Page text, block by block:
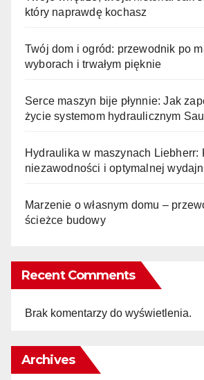
który naprawdę kochasz
Twój dom i ogród: przewodnik po
wyborach i trwałym pięknie
Serce maszyn bije płynnie: Jak
życie systemom hydraulicznym
Hydraulika w maszynach Liebherr:
niezawodności i optymalnej
Marzenie o własnym domu –
ścieżce budowy
Recent Comments
Brak komentarzy do wyświetlenia.
Archives